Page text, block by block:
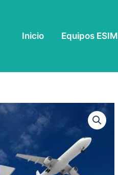
Inicio Equipos ESIM